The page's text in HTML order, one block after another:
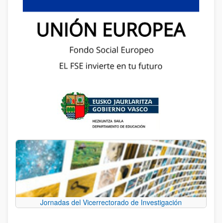
Jornadas del Vicerrectorado de Investigación